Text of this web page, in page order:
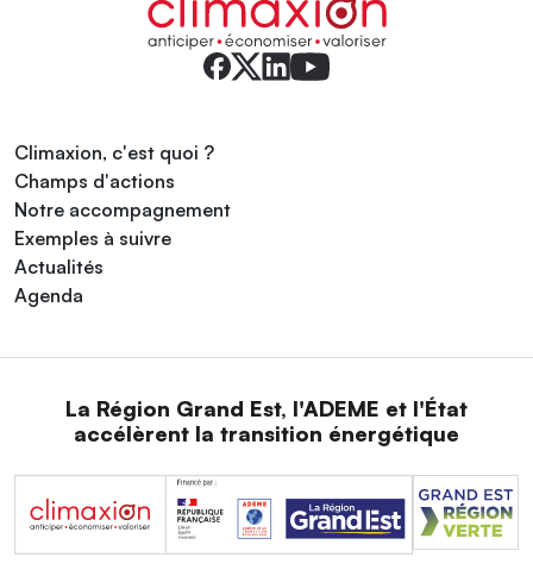
Climaxion, c'est quoi ?
Champs d'actions
Notre accompagnement
Exemples à suivre
Actualités
Agenda
La Région Grand Est, l'ADEME et l'État
accélèrent la transition énergétique